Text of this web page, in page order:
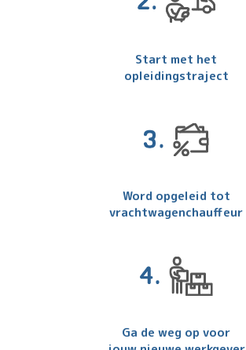
Start met het
opleidingstraject
Word opgeleid tot
vrachtwagenchauffeur
Ga de weg op voor